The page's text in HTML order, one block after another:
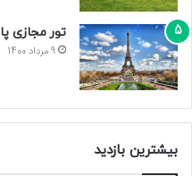
تور مجازی پاریس
9 مرداد 1400
بیشترین بازدید